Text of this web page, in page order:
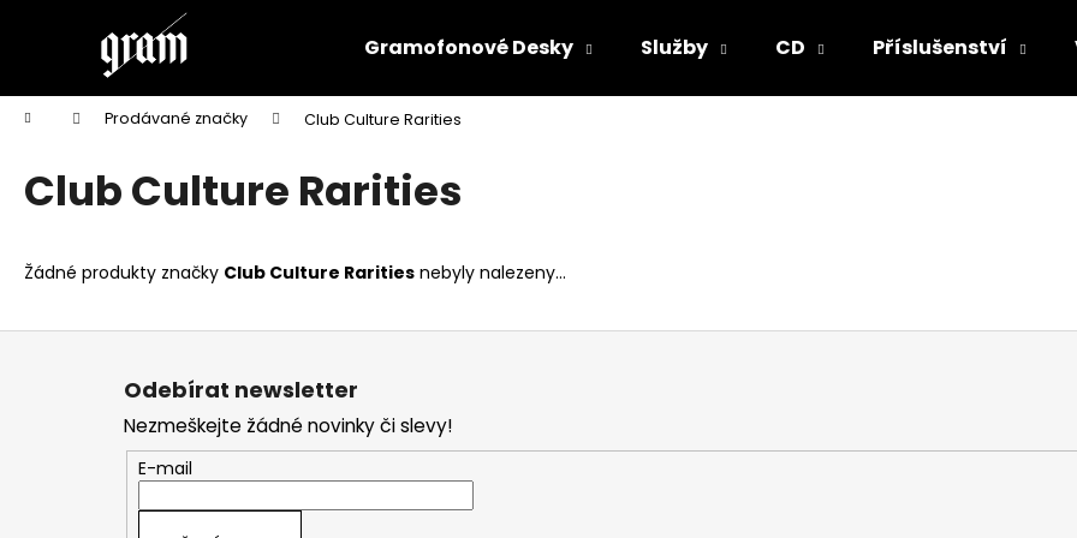
Gramofonové Desky Služby CD Příslušenství
Domů Prodávané značky Club Culture Rarities
Club Culture Rarities
Žádné produkty značky Club Culture Rarities nebyly nalezeny...
í
Zpět
do
obchodu
Zpět
do
obchodu
Doporučujeme
Z
Odebírat newsletter
Nezmeškejte žádné novinky či slevy!
E-mail